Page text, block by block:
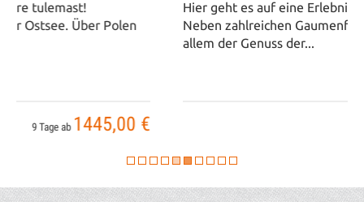
Hier geht es auf eine Erlebnisreise der besonderen Art!
Neben zahlreichen Gaumenfreuden im Hotel, steht vor